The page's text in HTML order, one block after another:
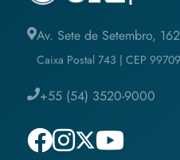
Av. Sete de Setembro,
Caixa Postal 743 | CEP
+55 (54) 3520-9000